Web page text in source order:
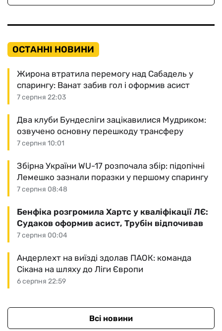
ОСТАННІ НОВИНИ
7 серпня 22:03
Жирона втратила перемогу над Сабадель у
спарингу: Ванат забив гол і оформив асист
7 серпня 10:01
Два клуби Бундесліги зацікавилися Мудриком:
озвучено основну перешкоду трансферу
7 серпня 08:48
Збірна України WU-17 розпочала збір: підопічні
Лемешко зазнали поразки у першому спарингу
7 серпня 00:04
Бенфіка розгромила Хартс у кваліфікації ЛЄ:
Судаков оформив асист, Трубін відпочивав
6 серпня 22:59
Андерлехт на виїзді здолав ПАОК: команда
Сікана на шляху до Ліги Європи
Всі новини